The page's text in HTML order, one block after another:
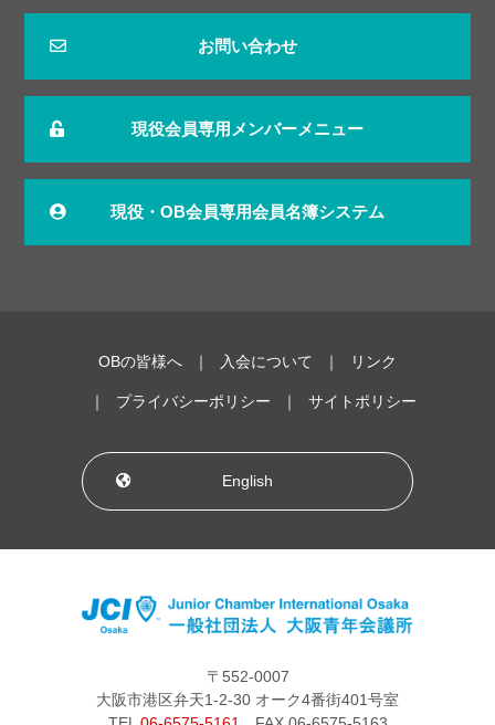
お問い合わせ
現役会員専用メンバーメニュー
現役・OB会員専用会員名簿システム
OBの皆様へ 入会について リンク
プライバシーポリシー サイトポリシー
English
〒552-0007
大阪市港区弁天1-2-30 オーク4番街401号室